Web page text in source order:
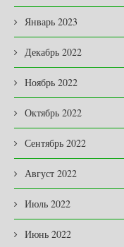
Январь 2023
Декабрь 2022
Ноябрь 2022
Октябрь 2022
Сентябрь 2022
Август 2022
Июль 2022
Июнь 2022